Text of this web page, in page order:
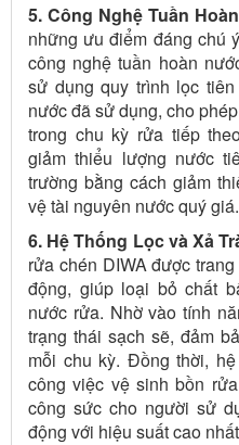
5. Công Nghệ Tuần
những ưu điểm đáng chú
công nghệ tuần hoàn
sử dụng quy trình lọc
nước đã sử dụng, cho
trong chu kỳ rửa tiếp
giảm thiểu lượng nước
trường bằng cách giảm
vệ tài nguyên nước quý giá.
6. Hệ Thống Lọc và Xả
rửa chén DIWA được
động, giúp loại bỏ chất
nước rửa. Nhờ vào tính
trạng thái sạch sẽ, đảm
mỗi chu kỳ. Đồng thời,
công việc vệ sinh bồn
công sức cho người sử
động với hiệu suất cao